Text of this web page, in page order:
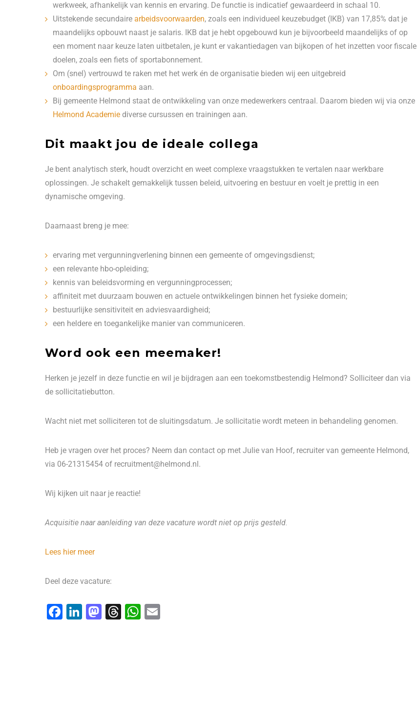
werkweek, afhankelijk van kennis en ervaring. De functie is indicatief gewaardeerd in schaal 10.
Uitstekende secundaire arbeidsvoorwaarden, zoals een individueel keuzebudget (IKB) van 17,85% dat je
maandelijks opbouwt naast je salaris. IKB dat je hebt opgebouwd kun je bijvoorbeeld maandelijks of op
een moment naar keuze laten uitbetalen, je kunt er vakantiedagen van bijkopen of het inzetten voor fiscale
doelen, zoals een fiets of sportabonnement.
Om (snel) vertrouwd te raken met het werk én de organisatie bieden wij een uitgebreid
onboardingsprogramma aan.
Bij gemeente Helmond staat de ontwikkeling van onze medewerkers centraal. Daarom bieden wij via onze
Helmond Academie diverse cursussen en trainingen aan.
Dit maakt jou de ideale collega
Je bent analytisch sterk, houdt overzicht en weet complexe vraagstukken te vertalen naar werkbare
oplossingen. Je schakelt gemakkelijk tussen beleid, uitvoering en bestuur en voelt je prettig in een
dynamische omgeving.
Daarnaast breng je mee:
ervaring met vergunningverlening binnen een gemeente of omgevingsdienst;
een relevante hbo-opleiding;
kennis van beleidsvorming en vergunningprocessen;
affiniteit met duurzaam bouwen en actuele ontwikkelingen binnen het fysieke domein;
bestuurlijke sensitiviteit en adviesvaardigheid;
een heldere en toegankelijke manier van communiceren.
Word ook een meemaker!
Herken je jezelf in deze functie en wil je bijdragen aan een toekomstbestendig Helmond? Solliciteer dan via
de sollicitatiebutton.
Wacht niet met solliciteren tot de sluitingsdatum. Je sollicitatie wordt meteen in behandeling genomen.
Heb je vragen over het proces? Neem dan contact op met Julie van Hoof, recruiter van gemeente Helmond,
via 06-21315454 of recruitment@helmond.nl.
Wij kijken uit naar je reactie!
Acquisitie naar aanleiding van deze vacature wordt niet op prijs gesteld.
Lees hier meer
Deel deze vacature:
F
Li
M T
W